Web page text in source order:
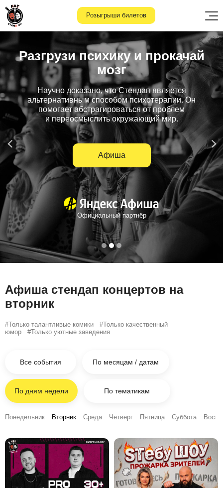
Розыгрыши билетов
Разгрузи психику и прокачай
мозг
Научно доказано, что Стендап является
альтернативным способом психотерапии. Он
помогает абстрагироваться от проблем
и переосмыслить окружающий мир.
Афиша
Официальный партнёр
Афиша стендап концертов на
вторник
#Только талантливые комики #Только качественный
юмор #Только уютные заведения
Все события По месяцам / датам
По дням недели По тематикам
Понедельник Вторник Среда Четверг Пятница Суббота